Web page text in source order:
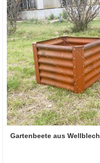
Gartenbeete aus Wellblech